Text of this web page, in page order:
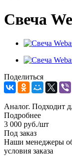
Свеча
Поделиться
Аналог. Подходит
Подробнее
3 000 руб./шт
Под заказ
Наши менеджеры
условия заказа